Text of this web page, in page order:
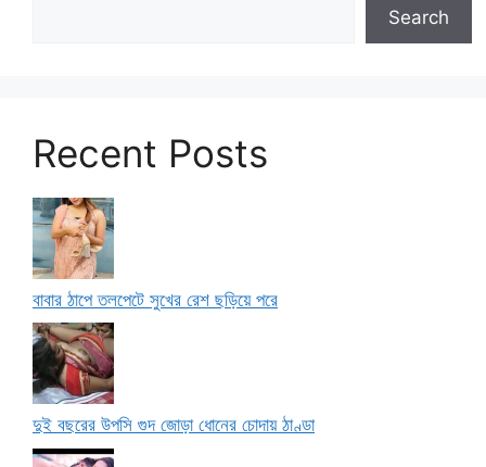
Search
Recent Posts
বাবার ঠাপে তলপেটে সুখের রেশ ছড়িয়ে পরে
দুই বছরের উপসি গুদ জোড়া ধোনের চোদায় ঠাণ্ডা